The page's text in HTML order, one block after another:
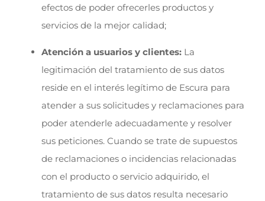
efectos de poder ofrecerles productos y
servicios de la mejor calidad;
Atención a usuarios y clientes: La
legitimación del tratamiento de sus datos
reside en el interés legítimo de Escura para
atender a sus solicitudes y reclamaciones para
poder atenderle adecuadamente y resolver
sus peticiones. Cuando se trate de supuestos
de reclamaciones o incidencias relacionadas
con el producto o servicio adquirido, el
tratamiento de sus datos resulta necesario